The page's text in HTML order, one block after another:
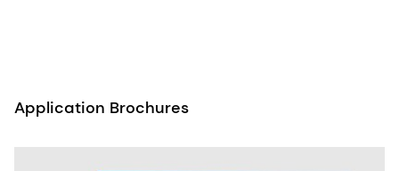
Application Brochures